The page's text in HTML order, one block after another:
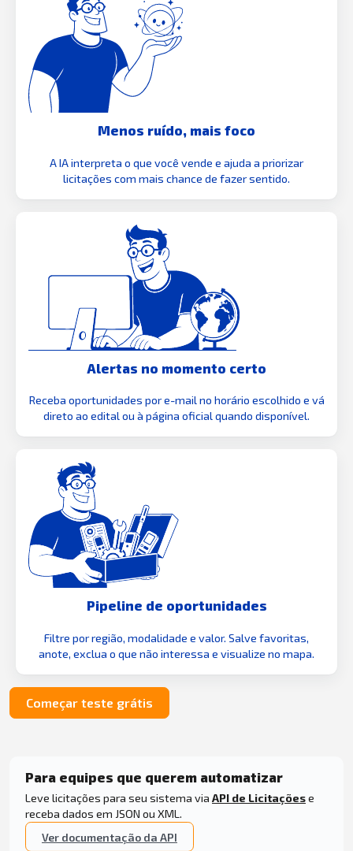
Menos ruído, mais foco
A IA interpreta o que você vende e ajuda a priorizar
licitações com mais chance de fazer sentido.
Alertas no momento certo
Receba oportunidades por e-mail no horário escolhido e vá
direto ao edital ou à página oficial quando disponível.
Pipeline de oportunidades
Filtre por região, modalidade e valor. Salve favoritas,
anote, exclua o que não interessa e visualize no mapa.
Começar teste grátis
Para equipes que querem automatizar
Leve licitações para seu sistema via API de Licitaçõese
receba dados em JSON ou XML.
Ver documentação da API